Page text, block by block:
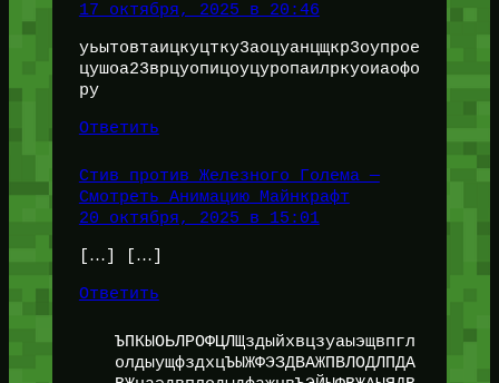
17 октября, 2025 в 20:46
уьытовтаицкуцтку3аоцуанцщкр3оупрое
цушоа23врцуопицоуцуропаилркуоиаофо
ру
Ответить
Стив против Железного Голема —
Смотреть Анимацию Майнкрафт
20 октября, 2025 в 15:01
[…] […]
Ответить
ЪПКЫОЬЛРОФЦЛЩздыйхвцзуаыэщвпгл
олдыущфздхцЪЫЖФЭЗДВАЖПВЛОДЛПДА